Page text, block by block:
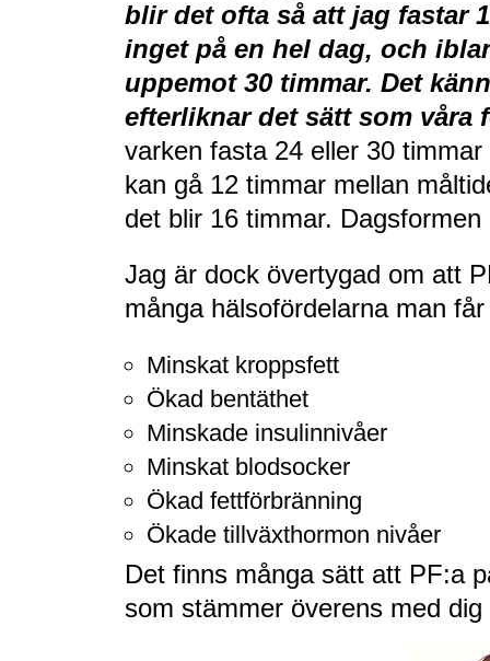
blir det ofta så att jag fastar
inget på en hel dag, och
uppemot 30 timmar. Det
efterliknar det sätt som våra f
varken fasta 24 eller 30
kan gå 12 timmar mellan
det blir 16 timmar.
Jag är dock övertygad om att
många hälsofördelarna man
Minskat kroppsfett
Ökad bentäthet
Minskade insulinnivåer
Minskat blodsocker
Ökad fettförbränning
Ökade tillväxthormon nivåer
Det finns många sätt att PF:a
som stämmer överens med